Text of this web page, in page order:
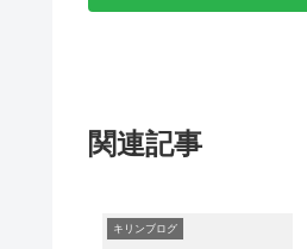
関連記事
キリンブログ